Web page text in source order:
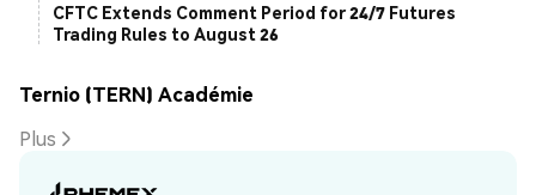
CFTC Extends Comment Period for 24/7 Futures
Trading Rules to August 26
Ternio (TERN) Académie
Plus